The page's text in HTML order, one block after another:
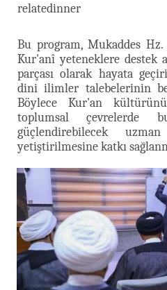
relatedinner
Bu program, Mukaddes
Kur'anî yeteneklere destek
parçası olarak hayata
dini ilimler talebelerinin
Böylece Kur'an
toplumsal çevrelerde
güçlendirebilecek
yetiştirilmesine katkı